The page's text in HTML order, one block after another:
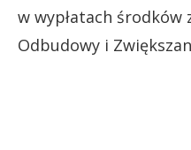
w wypłatach
Odbudowy i